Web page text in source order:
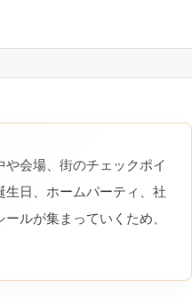
会場、街のチェックポイ
日、ホームパーティ、社
ルが集まっていくため、